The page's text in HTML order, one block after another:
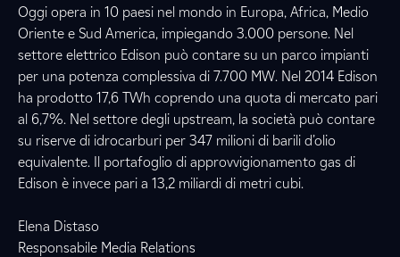
Oggi opera in 10 paesi nel mondo in Europa, Africa, Medio
Oriente e Sud America, impiegando 3.000 persone. Nel
settore elettrico Edison può contare su un parco impianti
per una potenza complessiva di 7.700 MW. Nel 2014 Edison
ha prodotto 17,6 TWh coprendo una quota di mercato pari
al 6,7%. Nel settore degli upstream, la società può contare
su riserve di idrocarburi per 347 milioni di barili d’olio
equivalente. Il portafoglio di approvvigionamento gas di
Edison è invece pari a 13,2 miliardi di metri cubi.
Elena Distaso
Responsabile Media Relations